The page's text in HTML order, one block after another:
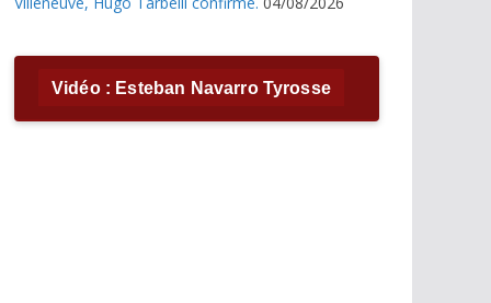
Vidéo : Esteban Navarro Tyrosse